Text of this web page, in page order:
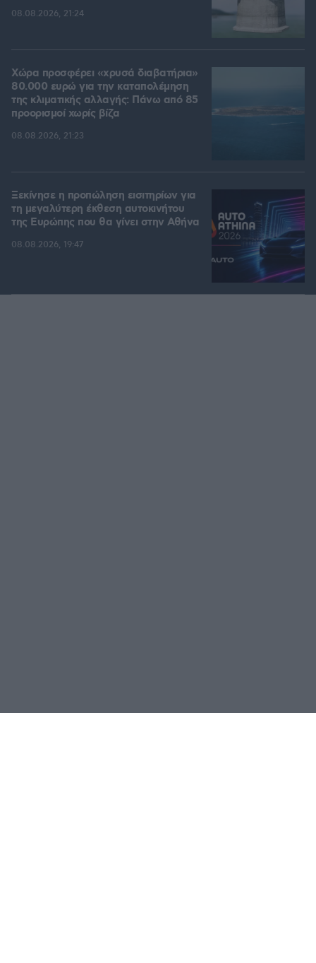
08.08.2026, 21:24
Χώρα προσφέρει «χρυσά διαβατήρια»
80.000 ευρώ για την καταπολέμηση
της κλιματικής αλλαγής: Πάνω από 85
προορισμοί χωρίς βίζα
08.08.2026, 21:23
Ξεκίνησε η προπώληση εισιτηρίων για
τη μεγαλύτερη έκθεση αυτοκινήτου
της Ευρώπης που θα γίνει στην Αθήνα
08.08.2026, 19:47